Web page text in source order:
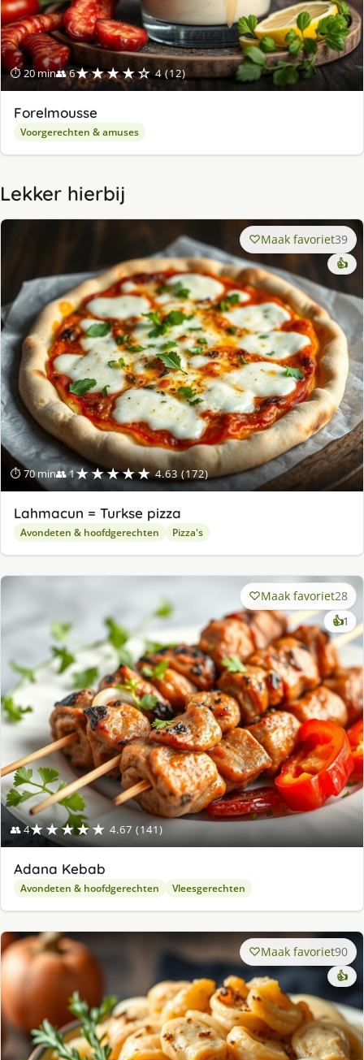
⏱ 20 min👥 6★★★★☆ 4 (12)
Forelmousse
Voorgerechten & amuses
Lekker hierbij
⏱ 70 min👥 1★★★★★ 4.63 (172)
Maak favoriet39
👍
Lahmacun = Turkse pizza
Avondeten & hoofdgerechten Pizza's
👥 4★★★★★ 4.67 (141)
Maak favoriet28
👍1
Adana Kebab
Avondeten & hoofdgerechten Vleesgerechten
Maak favoriet90
👍